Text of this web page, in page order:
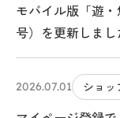
モバイル版「遊・
号）を更新しまし
2026.07.01 ショッ